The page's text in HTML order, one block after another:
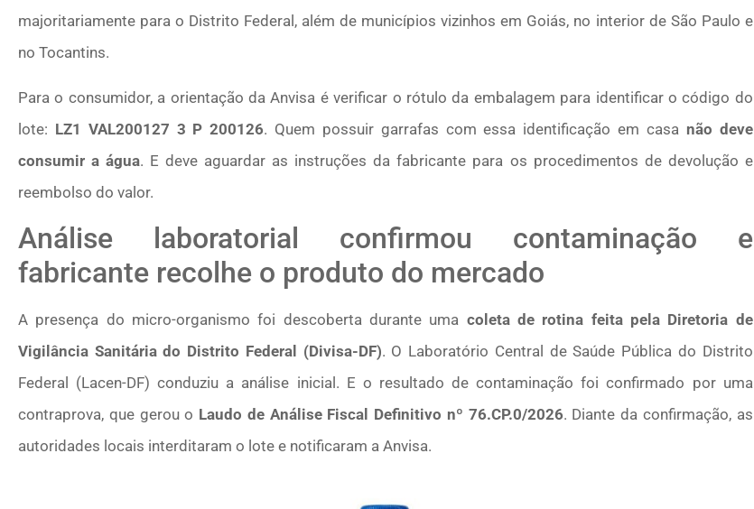
majoritariamente para o Distrito Federal, além de municípios vizinhos em Goiás, no interior de São Paulo e
no Tocantins.
Para o consumidor, a orientação da Anvisa é verificar o rótulo da embalagem para identificar o código do
lote: LZ1 VAL200127 3 P 200126. Quem possuir garrafas com essa identificação em casa não deve
consumir a água. E deve aguardar as instruções da fabricante para os procedimentos de devolução e
reembolso do valor.
Análise laboratorial confirmou contaminação e
fabricante recolhe o produto do mercado
A presença do micro-organismo foi descoberta durante uma coleta de rotina feita pela Diretoria de
Vigilância Sanitária do Distrito Federal (Divisa-DF). O Laboratório Central de Saúde Pública do Distrito
Federal (Lacen-DF) conduziu a análise inicial. E o resultado de contaminação foi confirmado por uma
contraprova, que gerou o Laudo de Análise Fiscal Definitivo nº 76.CP.0/2026. Diante da confirmação, as
autoridades locais interditaram o lote e notificaram a Anvisa.